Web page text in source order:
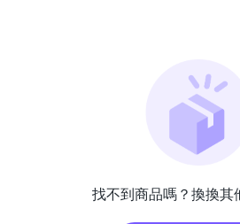
找不到商品嗎？換換其